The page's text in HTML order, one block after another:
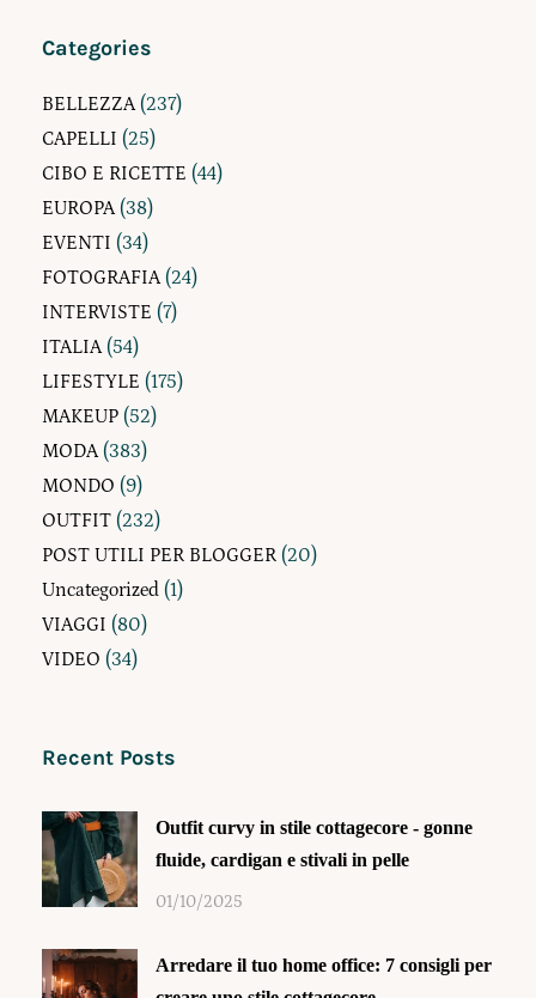
Categories
BELLEZZA(237)
CAPELLI (25)
CIBO E RICETTE (44)
EUROPA(38)
EVENTI (34)
FOTOGRAFIA(24)
INTERVISTE (7)
ITALIA(54)
LIFESTYLE (175)
MAKEUP (52)
MODA(383)
MONDO (9)
OUTFIT (232)
POST UTILI PER BLOGGER (20)
Uncategorized (1)
VIAGGI (80)
VIDEO (34)
Recent Posts
Outfit curvy in stile cottagecore - gonne
fluide, cardigan e stivali in pelle
01/10/2025
Arredare il tuo home office: 7 consigli per